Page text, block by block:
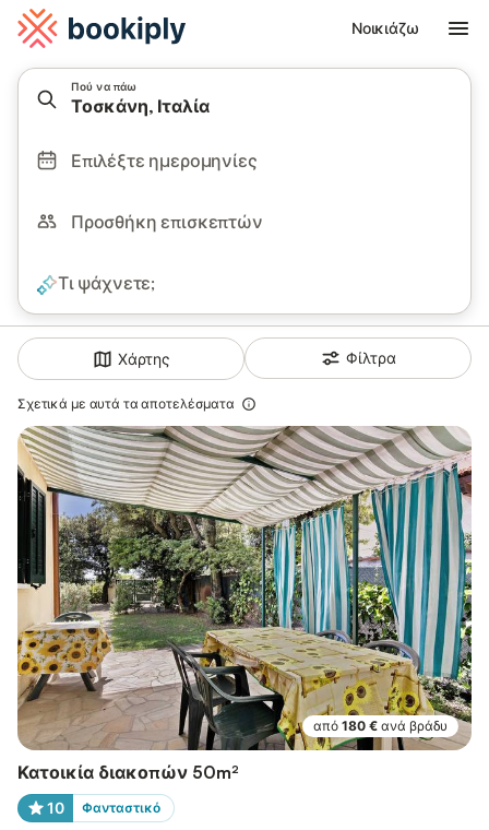
Νοικιάζω
Πού να πάω
Τοσκάνη, Ιταλία
Επιλέξτε ημερομηνίες
Προσθήκη επισκεπτών
Τι ψάχνετε;
Χάρτης Φίλτρα
Σχετικά με αυτά τα αποτελέσματα
από 180 € ανά βράδυ
Κατοικία διακοπών 50m²
10 Φανταστικό